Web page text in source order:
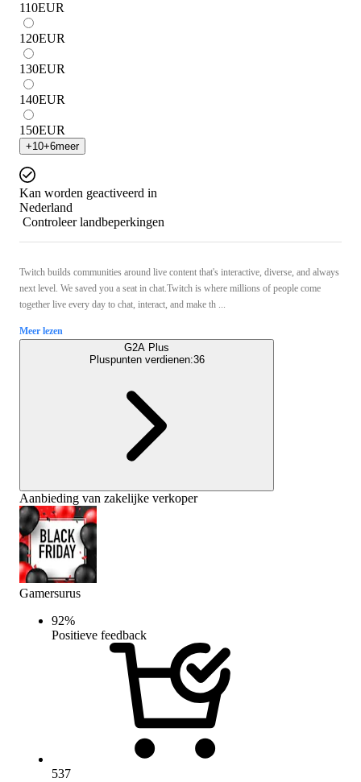
110EUR
120EUR
130EUR
140EUR
150EUR
+10+6meer
Kan worden geactiveerd in
Nederland
Controleer landbeperkingen
Twitch builds communities around live content that's interactive, diverse, and always
next level. We saved you a seat in chat.Twitch is where millions of people come
together live every day to chat, interact, and make th ...
Meer lezen
G2A Plus
Pluspunten verdienen:36
Aanbieding van zakelijke verkoper
Gamersurus
92%
Positieve feedback
537